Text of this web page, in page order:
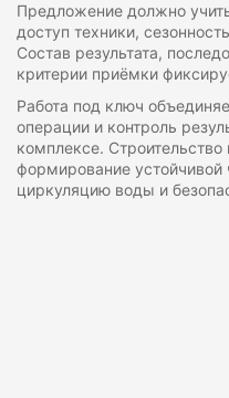
Предложение должно
доступ техники,
Состав результата,
критерии приёмки
Работа под ключ
операции и контроль
комплексе.
формирование
циркуляцию воды и